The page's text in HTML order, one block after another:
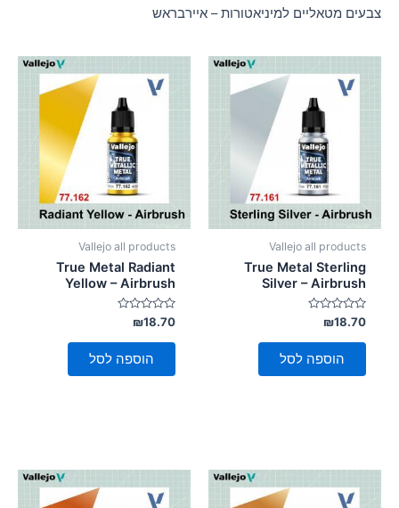
font_download סמן קישורים
לאפס
צבעים מטאליים למיניאטורות – איירבראש
Vallejo all products
True Metal Sterling
Silver – Airbrush
דורג
0
מתוך
₪18.70
הוספה לסל
Vallejo all products
True Metal Radiant
Yellow – Airbrush
דורג
0
מתוך
₪18.70
הוספה לסל